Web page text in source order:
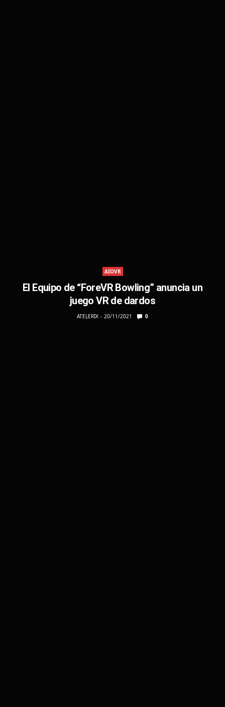
AIOVR
El Equipo de “ForeVR Bowling” anuncia un
juego VR de dardos
ATELERIX 20/11/2021 0